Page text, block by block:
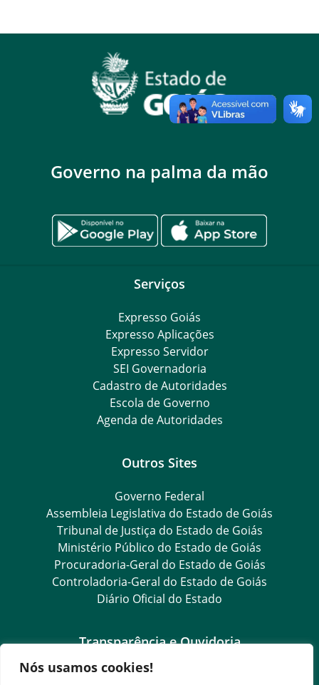
Nós usamos cookies!
Governo na palma da mão
Serviços
Expresso Goiás
Expresso Aplicações
Expresso Servidor
SEI Governadoria
Cadastro de Autoridades
Escola de Governo
Agenda de Autoridades
Outros Sites
Governo Federal
Assembleia Legislativa do Estado de Goiás
Tribunal de Justiça do Estado de Goiás
Ministério Público do Estado de Goiás
Procuradoria-Geral do Estado de Goiás
Controladoria-Geral do Estado de Goiás
Diário Oficial do Estado
Transparência e Ouvidoria
LGPD